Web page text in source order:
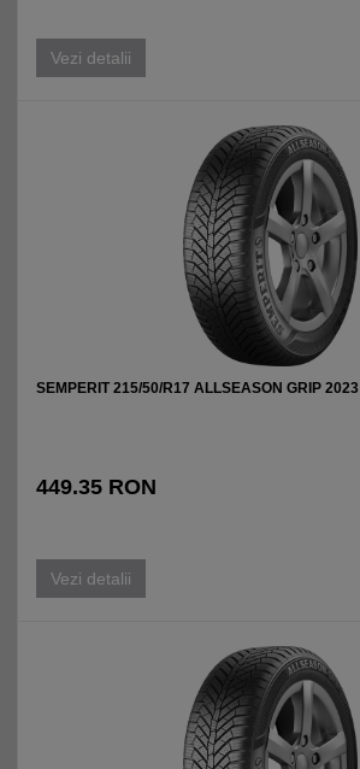
Vezi detalii
SEMPERIT 215/50/R17 ALLSEASON GRIP 2023
449.35 RON
Vezi detalii